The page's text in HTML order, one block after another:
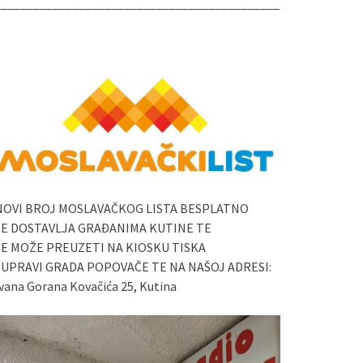
BROJ MOSLAVAČKOG LISTA BESPLATNO
DOSTAVLJA GRAĐANIMA KUTINE TE
MOŽE PREUZETI NA KIOSKU TISKA
GRADA POPOVAČE TE NA NAŠOJ ADRESI:
Gorana Kovačića 25, Kutina